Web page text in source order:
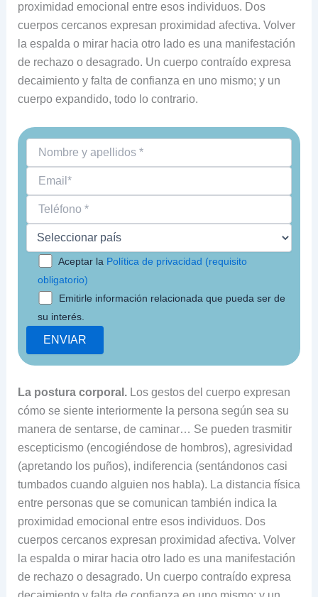
proximidad emocional entre esos individuos. Dos
cuerpos cercanos expresan proximidad afectiva. Volver
la espalda o mirar hacia otro lado es una manifestación
de rechazo o desagrado. Un cuerpo contraído expresa
decaimiento y falta de confianza en uno mismo; y un
cuerpo expandido, todo lo contrario.
Aceptar la Política de privacidad (requisito
obligatorio)
Emitirle información relacionada que pueda ser de
su interés.
La postura corporal.Los gestos del cuerpo expresan
cómo se siente interiormente la persona según sea su
manera de sentarse, de caminar… Se pueden trasmitir
escepticismo (encogiéndose de hombros), agresividad
(apretando los puños), indiferencia (sentándonos casi
tumbados cuando alguien nos habla). La distancia física
entre personas que se comunican también indica la
proximidad emocional entre esos individuos. Dos
cuerpos cercanos expresan proximidad afectiva. Volver
la espalda o mirar hacia otro lado es una manifestación
de rechazo o desagrado. Un cuerpo contraído expresa